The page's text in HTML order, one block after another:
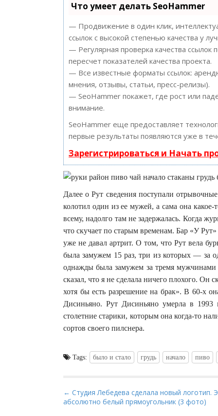
Что умеет делать SeoHammer
— Продвижение в один клик,
ссылок с высокой степенью качества у
— Регулярная проверка качества
пересчет показателей качества проекта.
— Все известные форматы ссылок:
мнения, отзывы, статьи, пресс-релизы).
— SeoHammer покажет, где рост или
внимание.
SeoHammer еще предоставляет
первые результаты появляются уже в
Зарегистрироваться и Начать
Далее о Рут сведения поступали
колотил один из ее мужей, а сама она
всему, надолго там не задержалась. Когда
что скучает по старым временам. Бар «У
уже не давал артрит. О том, что Рут вела
была замужем 15 раз, три из которых —
однажды была замужем за тремя
сказал, что я не сделала ничего плохого.
хотя бы есть разрешение на брак». В 60-х
Дисиньяно. Рут Дисиньяно умерла в
столетние старики, которым она когда-то
сортов своего пилснера.
Tags: было и стало грудь начало пиво
P
o
← Студия Лебедева сделала новый логотип.
абсолютно белый прямоугольник (3 фото)